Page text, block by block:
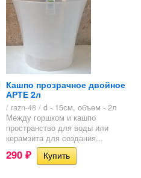
Кашпо прозрачное двойное
АРТЕ 2л
/ razn-48 / d - 15см, объем - 2л
Между горшком и кашпо
пространство для воды или
керамзита для создания...
290 ₽